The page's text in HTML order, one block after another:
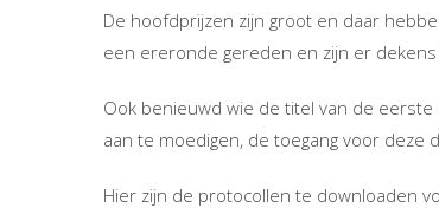
De hoofdprijzen zijn groot en daar
een ereronde gereden en zijn er dekens
Ook benieuwd wie de titel van de eerste
aan te moedigen, de toegang voor deze
Hier zijn de protocollen te downloaden